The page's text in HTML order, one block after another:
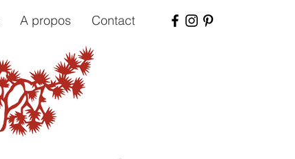
A propos Contact